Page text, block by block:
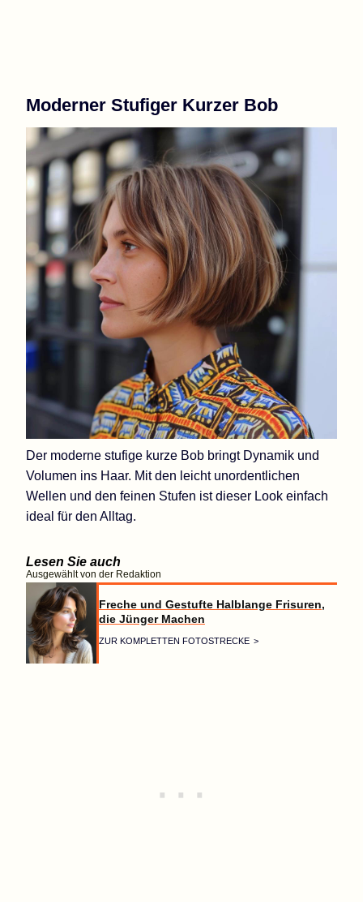
Moderner Stufiger Kurzer Bob
Der moderne stufige kurze Bob bringt Dynamik und
Volumen ins Haar. Mit den leicht unordentlichen
Wellen und den feinen Stufen ist dieser Look einfach
ideal für den Alltag.
Lesen Sie auch
Ausgewählt von der Redaktion
Freche und Gestufte Halblange Frisuren,
die Jünger Machen
ZUR KOMPLETTEN FOTOSTRECKE